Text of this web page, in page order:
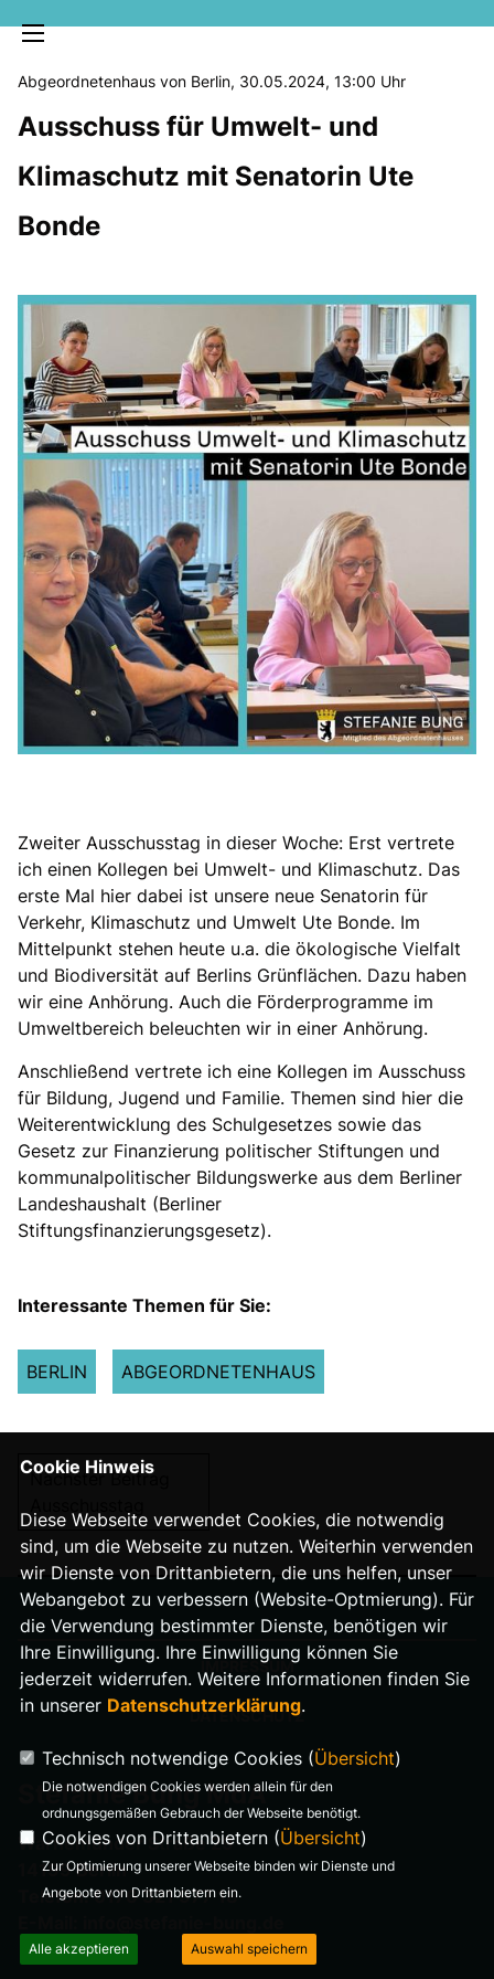
MELDUNGEN
SOZIALE MEDIEN
KLARTEXT
Abgeordnetenhaus von Berlin, 30.05.2024, 13:00 Uhr
Ausschuss für Umwelt- und
Klimaschutz mit Senatorin Ute
Bonde
Zweiter Ausschusstag in dieser Woche: Erst vertrete
ich einen Kollegen bei Umwelt- und Klimaschutz. Das
erste Mal hier dabei ist unsere neue Senatorin für
Verkehr, Klimaschutz und Umwelt Ute Bonde. Im
Mittelpunkt stehen heute u.a. die ökologische Vielfalt
und Biodiversität auf Berlins Grünflächen. Dazu haben
wir eine Anhörung. Auch die Förderprogramme im
Umweltbereich beleuchten wir in einer Anhörung.
Anschließend vertrete ich eine Kollegen im Ausschuss
für Bildung, Jugend und Familie. Themen sind hier die
Weiterentwicklung des Schulgesetzes sowie das
Gesetz zur Finanzierung politischer Stiftungen und
kommunalpolitischer Bildungswerke aus dem Berliner
Landeshaushalt (Berliner
Stiftungsfinanzierungsgesetz).
Interessante Themen für Sie:
BERLIN ABGEORDNETENHAUS
Nächster Beitrag
IMPRESSUM
DATENSCHUTZ
Stefanie Bung MdA
Warnemünder Straße 29
14199 Berlin
Telefon: 0176 321 977 18
Cookie Hinweis
Diese Webseite verwendet Cookies, die notwendig
sind, um die Webseite zu nutzen. Weiterhin verwenden
wir Dienste von Drittanbietern, die uns helfen, unser
Webangebot zu verbessern (Website-Optmierung). Für
die Verwendung bestimmter Dienste, benötigen wir
Ihre Einwilligung. Ihre Einwilligung können Sie
jederzeit widerrufen. Weitere Informationen finden Sie
in unserer Datenschutzerklärung.
Technisch notwendige Cookies (Übersicht)
Die notwendigen Cookies werden allein für den
ordnungsgemäßen Gebrauch der Webseite benötigt.
Cookies von Drittanbietern (Übersicht)
Zur Optimierung unserer Webseite binden wir Dienste und
Angebote von Drittanbietern ein.
Alle akzeptieren Auswahl speichern